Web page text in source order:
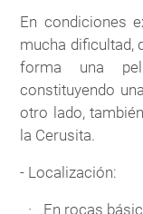
En condiciones
mucha dificultad,
forma una
constituyendo
otro lado,
la Cerusita.
- Localización:
En rocas